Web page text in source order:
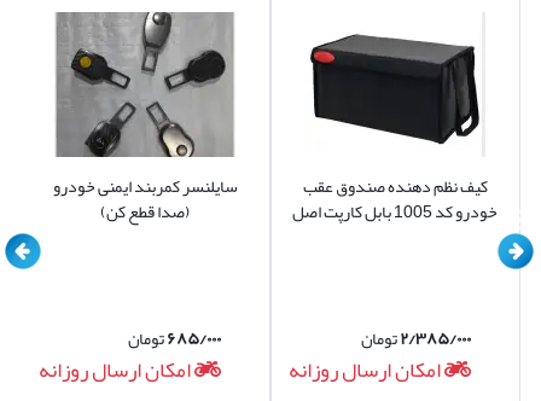
سایلنسر کمربند ایمنی خودرو
(صدا قطع کن)
۶۸۵/۰۰۰تومان
امکان ارسال روزانه
کیف نظم دهنده صندوق عقب
خودرو کد 1005 بابل کارپت اصل
۲/۳۸۵/۰۰۰تومان
امکان ارسال روزانه